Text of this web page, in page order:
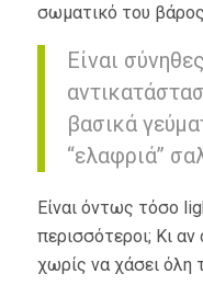
σωματικό του
Είναι
βασικά
“ελαφριά”
Είναι όντως τόσο
περισσότεροι; Κι
χωρίς να χάσει όλη